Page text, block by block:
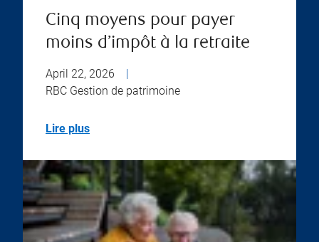
Cinq moyens pour payer
moins d’impôt à la retraite
April 22, 2026
RBC Gestion de patrimoine
Lire plus